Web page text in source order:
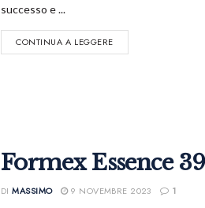
successo e ...
CONTINUA A LEGGERE
Formex Essence
DI MASSIMO 9 NOVEMBRE 2023 1